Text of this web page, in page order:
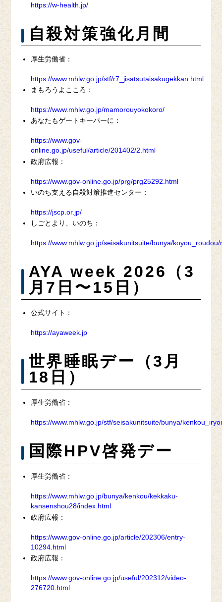
https://w-health.jp/
自殺対策強化月間
厚生労働省：
https://www.mhlw.go.jp/stf/r7_jisatsutaisakugekkan.html
まもろうよこころ：
https://www.mhlw.go.jp/mamorouyokokoro/
あなたもゲートキーパーに：
https://www.gov-
online.go.jp/useful/article/201402/2.html
政府広報：
https://www.gov-online.go.jp/prg/prg25292.html
いのち支える自殺対策推進センター：
https://jscp.or.jp/
しごとより、いのち：
https://www.mhlw.go.jp/seisakunitsuite/bunya/
AYA week 2026（3
月7日〜15日）
公式サイト：
https://ayaweek.jp
世界睡眠デー（3月
18日）
厚生労働省：
https://www.mhlw.go.jp/stf/seisakunitsuite/bunya/
国際HPV啓発デー
厚生労働省：
https://www.mhlw.go.jp/bunya/kenkou/kekkaku-
kansenshou28/index.html
政府広報：
https://www.gov-online.go.jp/article/202306/entry-
10294.html
政府広報：
https://www.gov-online.go.jp/useful/202312/video-
276720.html